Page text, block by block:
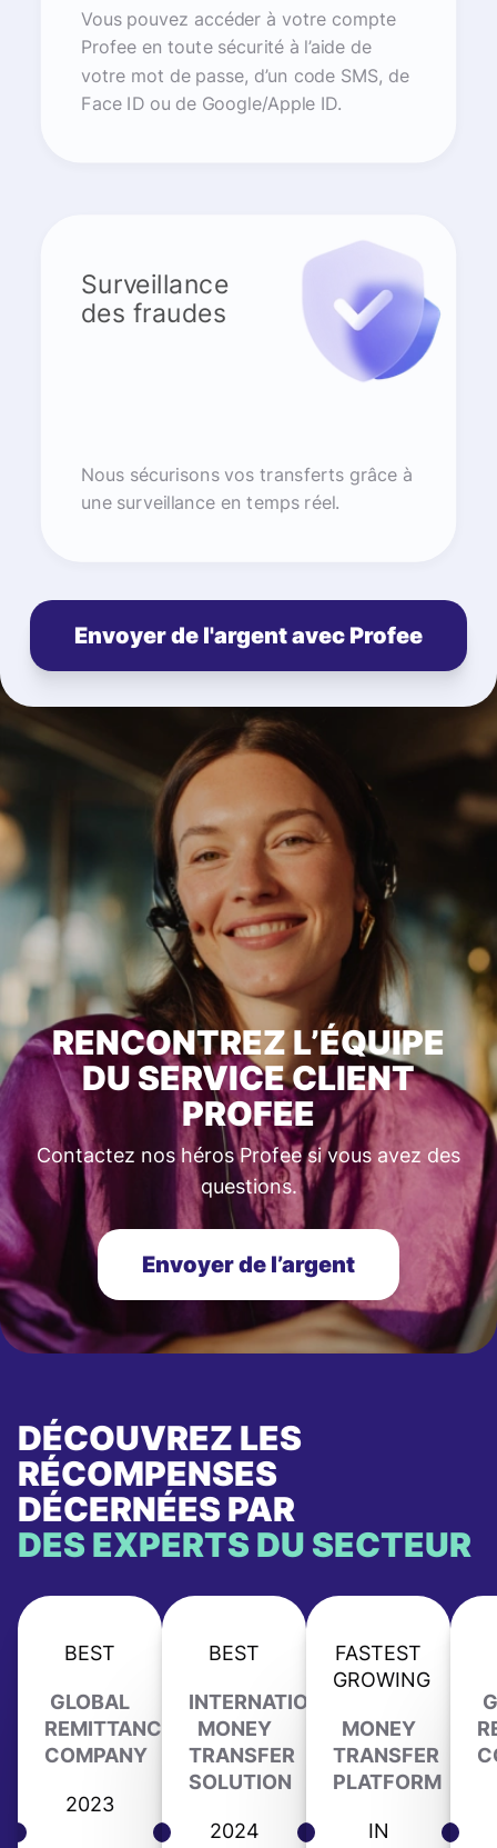
Vous pouvez accéder à votre compte
Profee en toute sécurité à l’aide de
votre mot de passe, d’un code SMS, de
Face ID ou de Google/Apple ID.
Surveillance
des fraudes
Nous sécurisons vos transferts grâce à
une surveillance en temps réel.
Envoyer de l'argent avec Profee
RENCONTREZ L’ÉQUIPE
DU SERVICE CLIENT
PROFEE
Contactez nos héros Profee si vous avez des
questions.
Envoyer de l’argent
DÉCOUVREZ LES
RÉCOMPENSES
DÉCERNÉES PAR
DES EXPERTS DU SECTEUR
BEST
GLOBAL
REMITTANCE
COMPANY
2023
BEST
INTERNATIONAL
MONEY
TRANSFER
SOLUTION
2024
FASTEST
GROWING
MONEY
TRANSFER
PLATFORM
IN